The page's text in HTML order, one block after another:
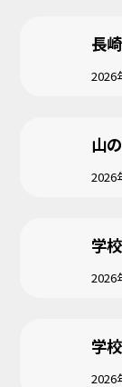
長
2026
山
2026
学
2026
学
2026